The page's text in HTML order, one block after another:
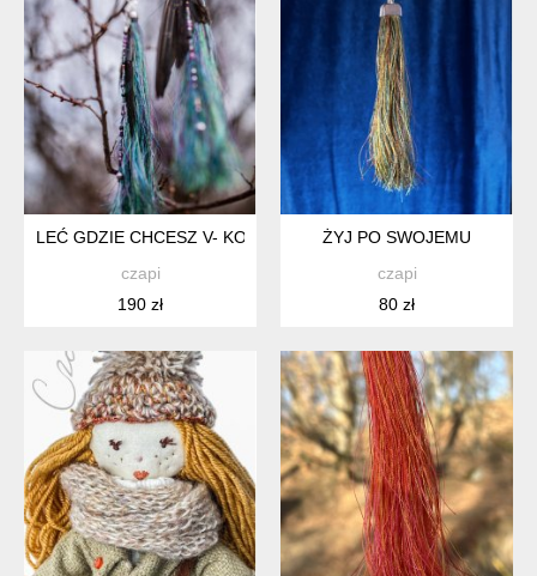
LEĆ GDZIE CHCESZ V- KOLCZYKI ZE SKRZYDEŁKAMI I
czapi
190 zł
ŻYJ PO SWOJEMU
czapi
80 zł